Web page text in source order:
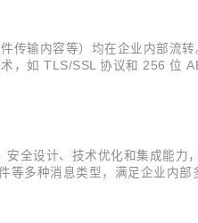
输内容等）均在企业内部流
如 TLS/SSL 协议和 256 位
全设计、技术优化和集成能力
多种消息类型，满足企业内